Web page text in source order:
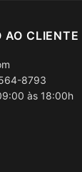
AO CLIENTE
8793
às 18:00h